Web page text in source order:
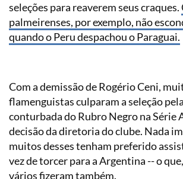
seleções para reaverem seus craques.
palmeirenses, por exemplo, não
quando o Peru despachou o Paraguai.
Com a demissão de Rogério Ceni,
flamenguistas culparam a seleção
conturbada do Rubro Negro na Série
decisão da diretoria do clube. Nada
muitos desses tenham preferido
vez de torcer para a Argentina -- o
vários fizeram também.